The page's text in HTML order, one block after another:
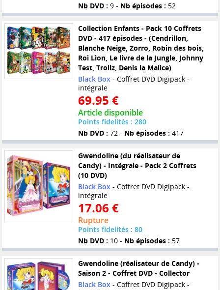
Nb DVD : 9 - Nb épisodes : 52
Collection Enfants - Pack 10 Coffrets
DVD - 417 épisodes - (Cendrillon,
Blanche Neige, Zorro, Robin des bois,
Roi Lion, Le livre de la Jungle, Johnny
Test, Trollz, Denis la Malice)
Black Box- Coffret DVD Digipack -
intégrale
69.95 €
Article disponible
Points fidelités : 280
Nb DVD : 72 - Nb épisodes : 417
Gwendoline (du réalisateur de
Candy) - Intégrale - Pack 2 Coffrets
(10 DVD)
Black Box- Coffret DVD Digipack -
intégrale
17.06 €
Rupture
Points fidelités : 80
Nb DVD : 10 - Nb épisodes : 57
Gwendoline (réalisateur de Candy) -
Saison 2 - Coffret DVD - Collector
Black Box- Coffret DVD Digipack -